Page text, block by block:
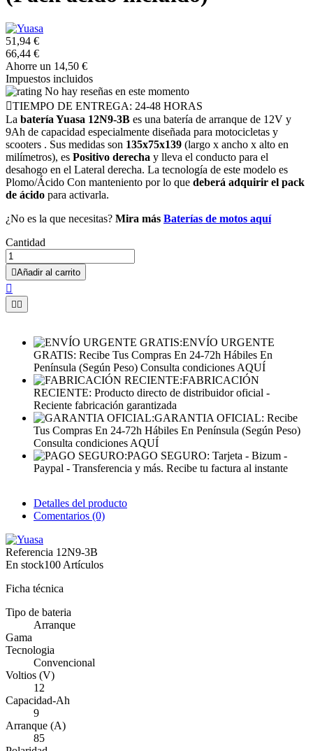
51,94 €
66,44 €
Ahorre un 14,50 €
Impuestos incluidos
No hay reseñas en este momento
TIEMPO DE ENTREGA: 24-48 HORAS
La batería Yuasa 12N9-3B es una batería de arranque de 12V y
9Ah de capacidad especialmente diseñada para motocicletas y
scooters . Sus medidas son 135x75x139 (largo x ancho x alto en
milímetros), es Positivo derecha y lleva el conducto para el
desahogo en el Lateral derecha. La tecnología de este modelo es
Plomo/Ácido Con manteniento por lo que deberá adquirir el pack
de ácido para activarla.
¿No es la que necesitas? Mira más Baterías de motos aquí
Cantidad
Añadir al carrito

 
ENVÍO URGENTE
GRATIS: Recibe Tus Compras En 24-72h Hábiles En
Península (Según Peso) Consulta condiciones AQUÍ
FABRICACIÓN
RECIENTE: Producto directo de distribuidor oficial -
Reciente fabricación garantizada
GARANTIA OFICIAL: Recibe
Tus Compras En 24-72h Hábiles En Península (Según Peso)
Consulta condiciones AQUÍ
PAGO SEGURO: Tarjeta - Bizum -
Paypal - Transferencia y más. Recibe tu factura al instante
Detalles del producto
Comentarios (0)
Referencia 12N9-3B
En stock100 Artículos
Ficha técnica
Tipo de bateria
Arranque
Gama
Tecnologia
Convencional
Voltios (V)
12
Capacidad-Ah
9
Arranque (A)
85